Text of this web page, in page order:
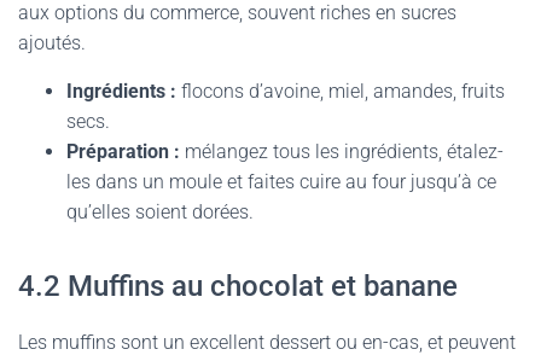
aux options du commerce, souvent riches en sucres
ajoutés.
Ingrédients : flocons d’avoine, miel, amandes, fruits
secs.
Préparation : mélangez tous les ingrédients, étalez-
les dans un moule et faites cuire au four jusqu’à ce
qu’elles soient dorées.
4.2 Muffins au chocolat et banane
Les muffins sont un excellent dessert ou en-cas, et peuvent